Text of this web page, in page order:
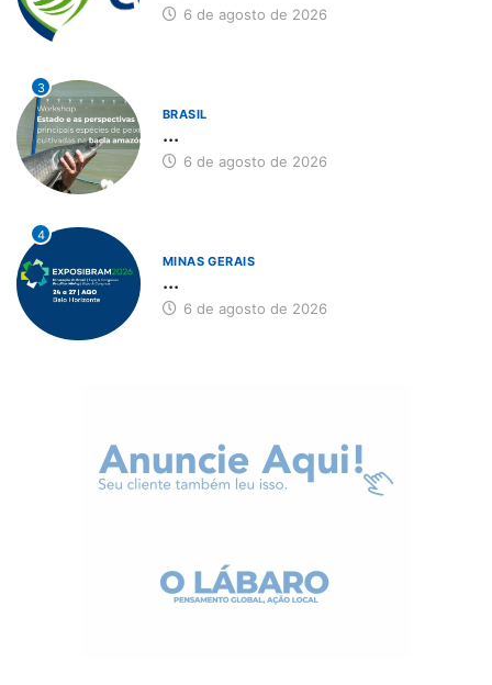
6 de agosto de 2026
3
BRASIL
...
6 de agosto de 2026
4
MINAS GERAIS
...
6 de agosto de 2026